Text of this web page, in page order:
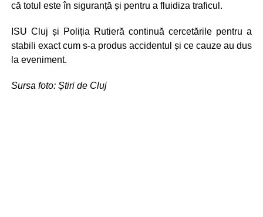
că totul este în siguranță și pentru a fluidiza traficul.
ISU Cluj și Poliția Rutieră continuă cercetările pentru a
stabili exact cum s-a produs accidentul și ce cauze au dus
la eveniment.
Sursa foto: Știri de Cluj